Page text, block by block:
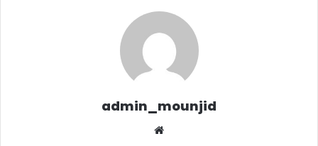
admin_mounjid